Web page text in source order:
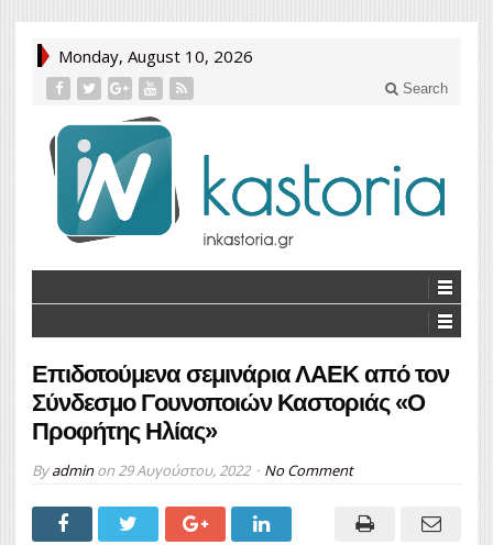
Monday, August 10, 2026
Search
Επιδοτούμενα σεμινάρια ΛΑΕΚ από τον
Σύνδεσμο Γουνοποιών Καστοριάς «Ο
Προφήτης Ηλίας»
Byadminon 29 Αυγούστου, 2022 No Comment